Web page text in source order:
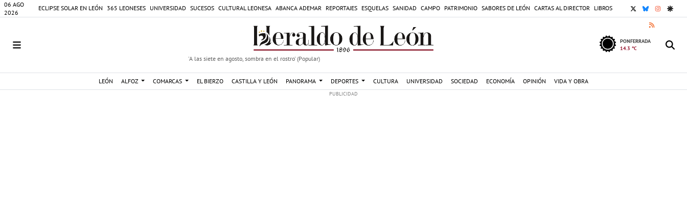
06 AGO
2026
ECLIPSE SOLAR EN LEÓN 365 LEONESES UNIVERSIDAD SUCESOS CULTURAL LEONESA ABANCA ADEMAR REPORTAJES ESQUELAS SANIDAD CAMPO PATRIMONIO SABORES DE LEÓN CARTAS AL DIRECTOR LIBROS X BLUESKY
RSS
'A las siete en agosto, sombra en el rostro' (Popular)
PONFERRADA
14.3 °C
LEÓN ALFOZ COMARCAS EL BIERZO CASTILLA Y LEÓN PANORAMA DEPORTES CULTURA UNIVERSIDAD SOCIEDAD ECONOMÍA OPINIÓN VIDA Y OBRA